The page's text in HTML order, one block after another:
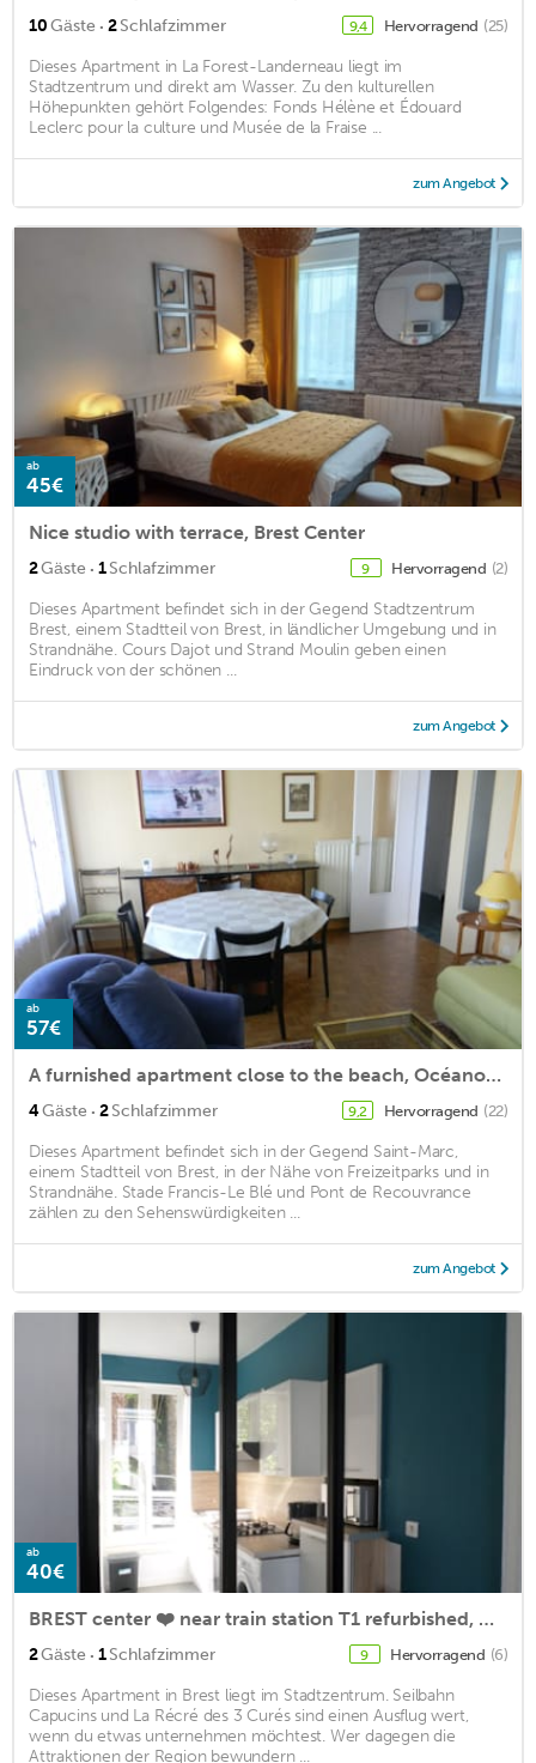
10Gäste · 2Schlafzimmer 9,4 Hervorragend (25)
Dieses Apartment in La Forest-Landerneau liegt im
Stadtzentrum und direkt am Wasser. Zu den kulturellen
Höhepunkten gehört Folgendes: Fonds Hélène et Édouard
Leclerc pour la culture und Musée de la Fraise ...
zum Angebot
ab
45€
Nice studio with terrace, Brest Center
2Gäste · 1Schlafzimmer 9 Hervorragend (2)
Dieses Apartment befindet sich in der Gegend Stadtzentrum
Brest, einem Stadtteil von Brest, in ländlicher Umgebung und in
Strandnähe. Cours Dajot und Strand Moulin geben einen
Eindruck von der schönen ...
zum Angebot
ab
57€
A furnished apartment close to the beach, Océanopolis and the botanical garden.
4Gäste · 2Schlafzimmer 9,2 Hervorragend (22)
Dieses Apartment befindet sich in der Gegend Saint-Marc,
einem Stadtteil von Brest, in der Nähe von Freizeitparks und in
Strandnähe. Stade Francis-Le Blé und Pont de Recouvrance
zählen zu den Sehenswürdigkeiten ...
zum Angebot
ab
40€
BREST center ❤️ near train station T1 refurbished, Wifi, free parking
2Gäste · 1Schlafzimmer 9 Hervorragend (6)
Dieses Apartment in Brest liegt im Stadtzentrum. Seilbahn
Capucins und La Récré des 3 Curés sind einen Ausflug wert,
wenn du etwas unternehmen möchtest. Wer dagegen die
Attraktionen der Region bewundern ...